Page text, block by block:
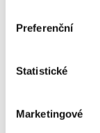
Preferenční
Statistické
Marketingové
půjčka může
Připraveni